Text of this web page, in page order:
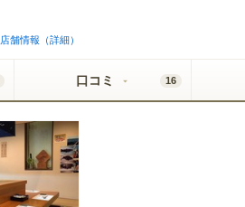
店舗情報（詳細）
口コミ 16